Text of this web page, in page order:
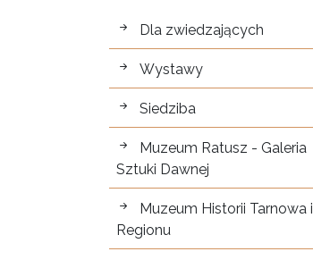
Dla zwiedzających
Dla zwiedzających
Wystawy
Siedziba
Muzeum Ratusz - Galeria
Sztuki Dawnej
Muzeum Historii Tarnowa i
Regionu